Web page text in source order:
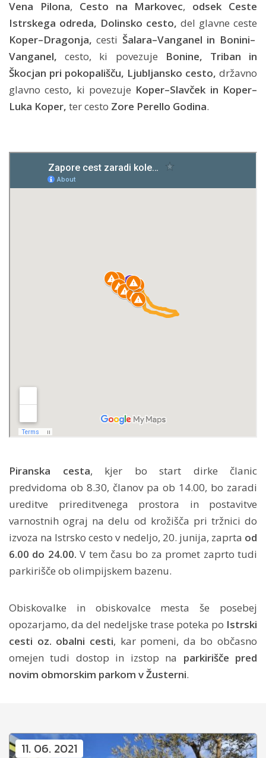
Vena Pilona, Cesto na Markovec, odsek Ceste
Istrskega odreda, Dolinsko cesto, del glavne ceste
Koper–Dragonja,cesti Šalara–Vanganel in Bonini–
Vanganel,cesto, ki povezuje Bonine, Triban in
Škocjan pri pokopališču, Ljubljansko cesto, državno
glavno cesto, ki povezuje Koper–Slavček in Koper–
Luka Koper, ter cesto Zore Perello Godina.
Piranska cesta, kjer bo start dirke članic
predvidoma ob 8.30, članov pa ob 14.00, bo zaradi
ureditve prireditvenega prostora in postavitve
varnostnih ograj na delu od krožišča pri tržnici do
izvoza na Istrsko cesto v nedeljo, 20. junija, zaprta od
6.00 do 24.00. V tem času bo za promet zaprto tudi
parkirišče ob olimpijskem bazenu.
Obiskovalke in obiskovalce mesta še posebej
opozarjamo, da del nedeljske trase poteka po Istrski
cesti oz. obalni cesti, kar pomeni, da bo občasno
omejen tudi dostop in izstop na parkirišče pred
novim obmorskim parkom v Žusterni.
11. 06. 2021